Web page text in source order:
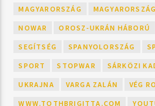
MAGYARORSZÁG
NOWAR OROSZ-UKRÁN HÁBORÚ
SEGÍTSÉG SPANYOLORSZÁG
SPORT STOPWAR SÁRKÖZI
UKRAJNA VARGA ZALÁN VÉG
WWW.TOTHBRIGITTA.COM